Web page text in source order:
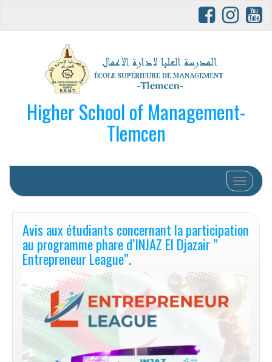
Higher School of Management-
Tlemcen
Afficher/
Avis aux étudiants concernant la participation
au programme phare d’INJAZ El Djazair ”
Entrepreneur League”.